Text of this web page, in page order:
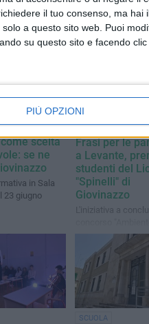
il tuo consenso, ma
a questo sito web. Puoi
su questo sito e facendo
PIÙ OPZIONI
e trapianti
scelta
se ne
in Sala
23 giugno
SCUOLA
Frasi per le
a Levante,
studenti del
"Spinelli" di
Giovinazzo
L'iniziativa a
Territorio"
Rotary Club e dalla
Fondazione
Piscitelli- D'Agostino
SCUOLA